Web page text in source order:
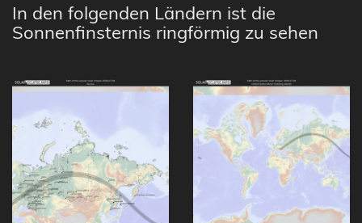
In den folgenden Ländern ist die
Sonnenfinsternis ringförmig zu sehen